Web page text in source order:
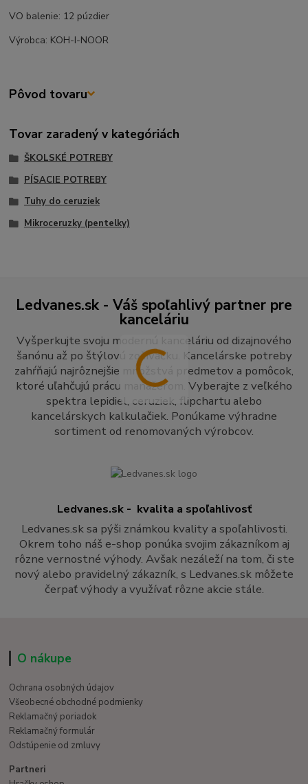
VO balenie: 12 púzdier
Výrobca: KOH-I-NOOR
Pôvod tovaru
Tovar zaradený v kategóriách
ŠKOLSKÉ POTREBY
PÍSACIE POTREBY
Tuhy do ceruziek
Mikroceruzky (pentelky)
Ledvanes.sk - Váš spoľahlivý partner pre
kanceláriu
Vyšperkujte svoju modernú kanceláriu od dizajnového
šanónu až po štýlovú zošívačku. Kancelárske potreby
zahŕňajú najrôznejšie množstvá predmetov a pomôcok,
ktoré uľahčujú prácu manažérom. Vyberajte z veľkého
spektra lepidiel, ceruziek, flipchartu alebo
kancelárskych kalkulačiek. Ponúkame výhradne
sortiment od renomovaných výrobcov.
Ledvanes.sk - kvalita a spoľahlivosť
Ledvanes.sk sa pýši známkou kvality a spoľahlivosti.
Okrem toho náš e-shop ponúka svojim zákazníkom aj
rôzne vernostné výhody. Avšak nezáleží na tom, či ste
nový alebo pravidelný zákazník, s Ledvanes.sk môžete
čerpať výhody a využívať rôzne akcie stále.
O nákupe
Ochrana osobných údajov
Všeobecné obchodné podmienky
Reklamačný poriadok
Reklamačný formulár
Odstúpenie od zmluvy
Partneri